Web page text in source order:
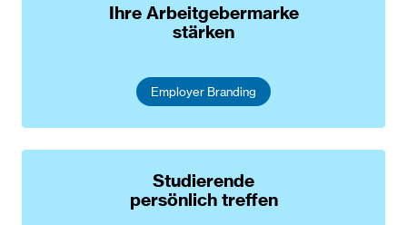
Ihre Arbeitgebermarke
stärken
Employer Branding
Studierende
persönlich treffen